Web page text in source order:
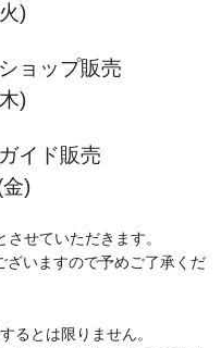
)
ョップ販売
)
イド販売
)
せていただきます。
ざいますので予めご了承くだ
るとは限りません。